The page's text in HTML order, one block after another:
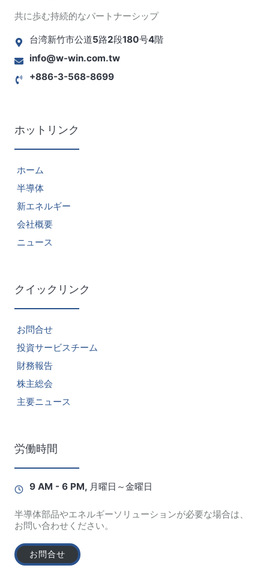
共に歩む持続的なパートナーシップ
台湾新竹市公道5路2段180号4階
info@w-win.com.tw
+886-3-568-8699
ホットリンク
ホーム
半導体
新エネルギー
会社概要
ニュース
クイックリンク
お問合せ
投資サービスチーム
財務報告
株主総会
主要ニュース
労働時間
9 AM - 6 PM, 月曜日～金曜日
半導体部品やエネルギーソリューションが必要な場合は、
お問い合わせください。
お問合せ